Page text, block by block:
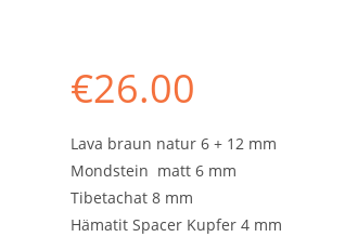
€26.00
Lava braun natur 6 + 12 mm
Mondstein matt 6 mm
Tibetachat 8 mm
Hämatit Spacer Kupfer 4 mm